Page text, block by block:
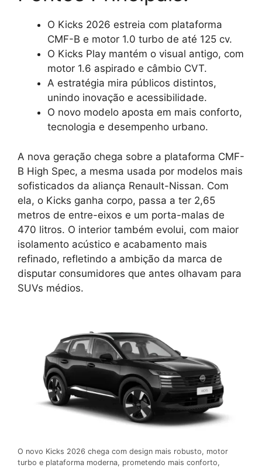
O Kicks 2026 estreia com plataforma
CMF-B e motor 1.0 turbo de até 125 cv.
O Kicks Play mantém o visual antigo, com
motor 1.6 aspirado e câmbio CVT.
A estratégia mira públicos distintos,
unindo inovação e acessibilidade.
O novo modelo aposta em mais conforto,
tecnologia e desempenho urbano.
A nova geração chega sobre a plataforma CMF-
B High Spec, a mesma usada por modelos mais
sofisticados da aliança Renault-Nissan. Com
ela, o Kicks ganha corpo, passa a ter 2,65
metros de entre-eixos e um porta-malas de
470 litros. O interior também evolui, com maior
isolamento acústico e acabamento mais
refinado, refletindo a ambição da marca de
disputar consumidores que antes olhavam para
SUVs médios.
O novo Kicks 2026 chega com design mais robusto, motor
turbo e plataforma moderna, prometendo mais conforto,